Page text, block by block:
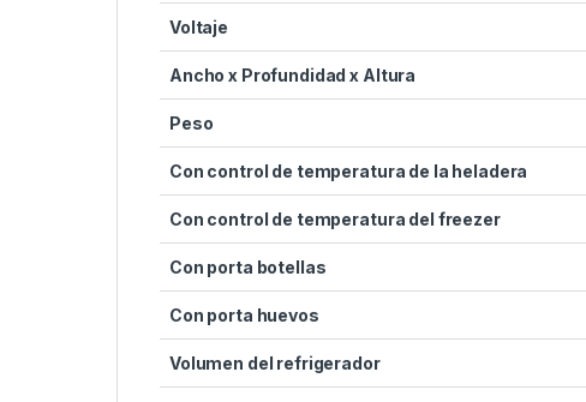
Voltaje
Ancho x Profundidad x Altura
Peso
Con control de temperatura de la heladera
Con control de temperatura del freezer
Con porta botellas
Con porta huevos
Volumen del refrigerador